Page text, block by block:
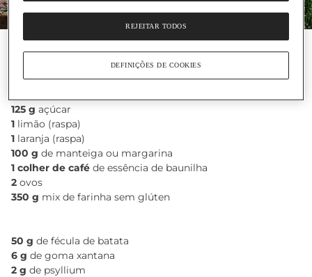
INGREDIENTES
125 g açúcar
1 limão (raspa)
1 laranja (raspa)
100 g de manteiga ou margarina
1 colher de café de essência de baunilha
2 ovos
350 g mix de farinha sem glúten
50 g de fécula de batata
6 g de goma xantana
2 g de psyllium
REJEITAR TODOS
DEFINIÇÕES DE COOKIES